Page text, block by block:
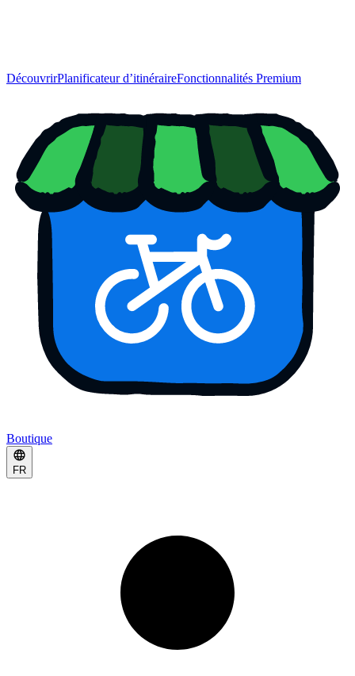
DécouvrirPlanificateur d’itinéraireFonctionnalités Premium
Boutique
FR